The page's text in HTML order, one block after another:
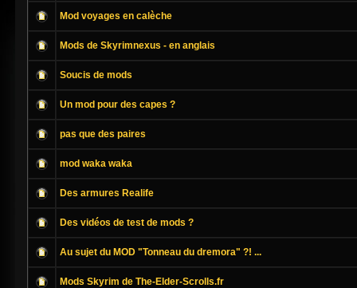
Mod voyages en calèche
Mods de Skyrimnexus - en anglais
Soucis de mods
Un mod pour des capes ?
pas que des paires
mod waka waka
Des armures Realife
Des vidéos de test de mods ?
Au sujet du MOD "Tonneau du dremora" ?! ...
Mods Skyrim de The-Elder-Scrolls.fr